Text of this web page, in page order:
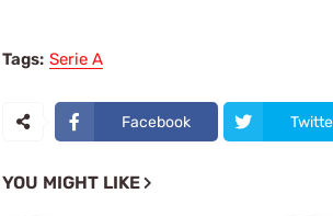
Tags: Serie A
Facebook
YOU MIGHT LIKE